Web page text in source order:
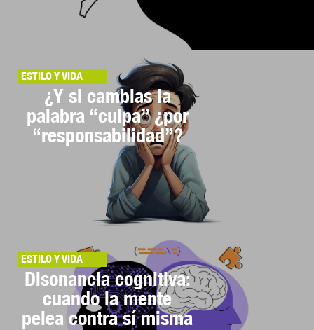
ESTILO Y VIDA
¿Y si cambias la
palabra “culpa” ¿por
“responsabilidad”?
ESTILO Y VIDA
Disonancia cognitiva:
cuando la mente
pelea contra sí misma